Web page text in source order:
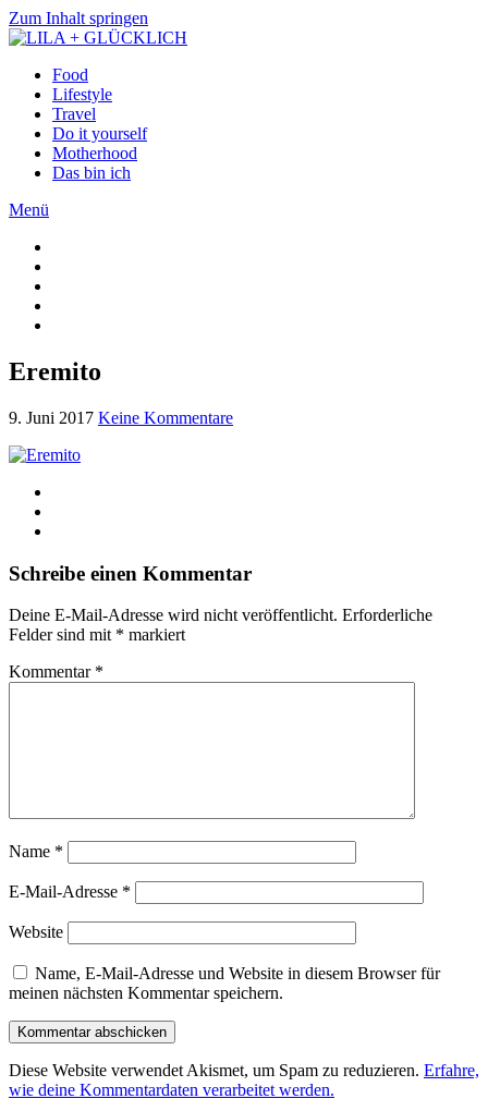
Zum Inhalt springen
Food
Lifestyle
Travel
Do it yourself
Motherhood
Das bin ich
Menü
Eremito
9. Juni 2017 Keine Kommentare
Schreibe einen Kommentar
Deine E-Mail-Adresse wird nicht veröffentlicht. Erforderliche
Felder sind mit * markiert
Kommentar *
Name *
E-Mail-Adresse *
Website
Name, E-Mail-Adresse und Website in diesem Browser für
meinen nächsten Kommentar speichern.
Diese Website verwendet Akismet, um Spam zu reduzieren. Erfahre,
wie deine Kommentardaten verarbeitet werden.